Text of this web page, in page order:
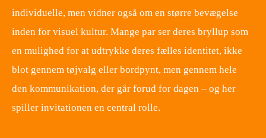
individuelle, men vidner også om en større bevægelse
inden for visuel kultur. Mange par ser deres bryllup som
en mulighed for at udtrykke deres fælles identitet, ikke
blot gennem tøjvalg eller bordpynt, men gennem hele
den kommunikation, der går forud for dagen – og her
spiller invitationen en central rolle.